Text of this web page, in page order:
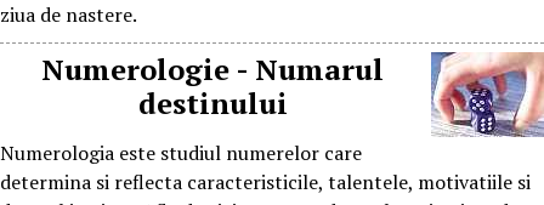
ziua de nastere.
Numerologie - Numarul
destinului
Numerologia este studiul numerelor care
determina si reflecta caracteristicile, talentele, motivatiile si